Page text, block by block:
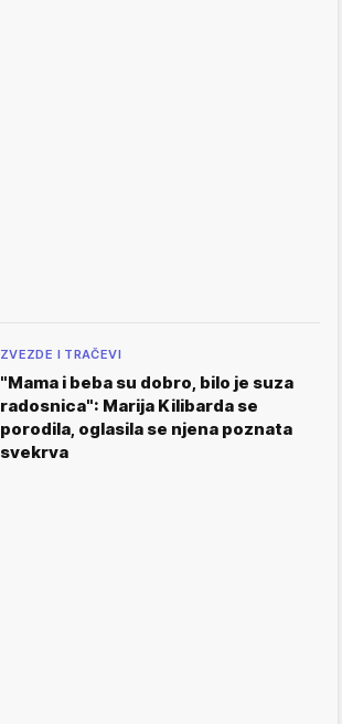
ZVEZDE I TRAČEVI
"Mama i beba su dobro, bilo je suza
radosnica": Marija Kilibarda se
porodila, oglasila se njena poznata
svekrva